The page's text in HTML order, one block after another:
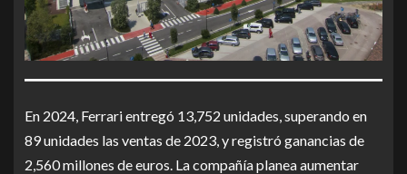
En 2024, Ferrari entregó 13,752 unidades, superando en
89 unidades las ventas de 2023, y registró ganancias de
2,560 millones de euros. La compañía planea aumentar